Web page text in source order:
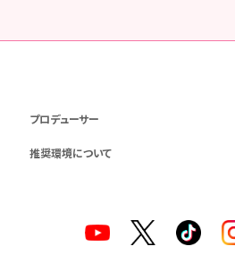
プロデューサー
推奨環境について